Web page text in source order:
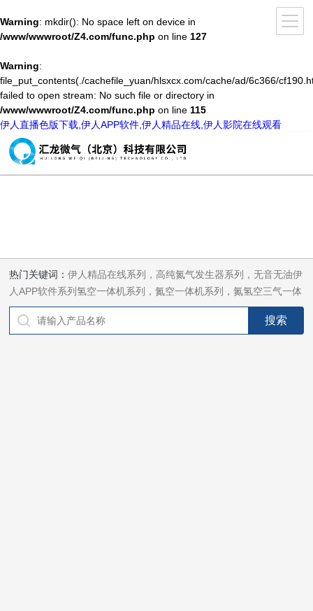
Warning: mkdir(): No space left on device in
/www/wwwroot/Z4.com/func.php on line 127
Warning:
file_put_contents(./cachefile_yuan/hlsxcx.com/cache/ad/6c366/
failed to open stream: No such file or directory in
/www/wwwroot/Z4.com/func.php on line 115
伊人直播色版下载,伊人APP软件,伊人精品在线,伊人影院在线观看
热门关键词：伊人精品在线系列，高纯氮气发生器系列，无音无油伊
人APP软件系列氢空一体机系列，氮空一体机系列，氮氢空三气一体
机系列，气体净化器系列，代理日本DKK-TOA水质分析，水质检测
仪器，代理南韩SitekPH/离子计，DO计，电导计，多功能计，